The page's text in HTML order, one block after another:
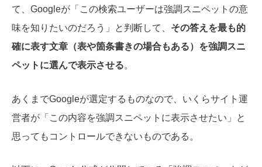
て、Googleが「この検索ユーザーは強調スニペットの意
味を知りたいのだろう」と判断して、 その答えを最も的
確に表す文章（表や箇条書きの場合もある）を強調スニ
ペットに選んで表示させる。
あくまでGoogleが選定するものなので、いくらサイト運
営者が「この内容を強調スニペットに表示させたい」と
思ってもコントロールできないものである。